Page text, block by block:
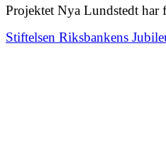
Projektet Nya Lundstedt har
Stiftelsen Riksbankens